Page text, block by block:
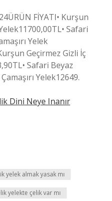
FİYATI• Kurşun
Safari
Yelek
Geçirmez Gizli İç
Safari Beyaz
Yelek12649.
Dini Neye Inanır
yelek almak yasak mı
yelekte çelik var mı